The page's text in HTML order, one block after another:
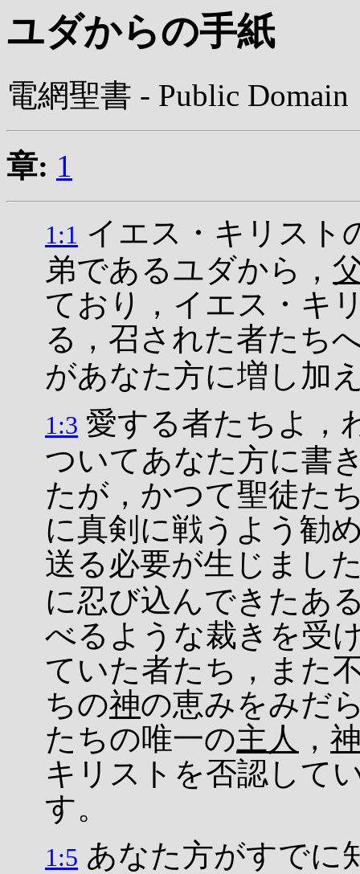
ユダからの手紙
電網聖書 - Public Domain
章: 1
1:1 イエス・キリスト
弟であるユダから，
ており，イエス・キ
る，召された者たち
があなた方に増し加
1:3 愛する者たちよ，
ついてあなた方に書
たが，かつて聖徒た
に真剣に戦うよう勧
送る必要が生じまし
に忍び込んできたあ
べるような裁きを受
ていた者たち，また
ちの神の恵みをみだ
たちの唯一の主人 ，
キリストを否認して
す。
1:5 あなた方がすでに